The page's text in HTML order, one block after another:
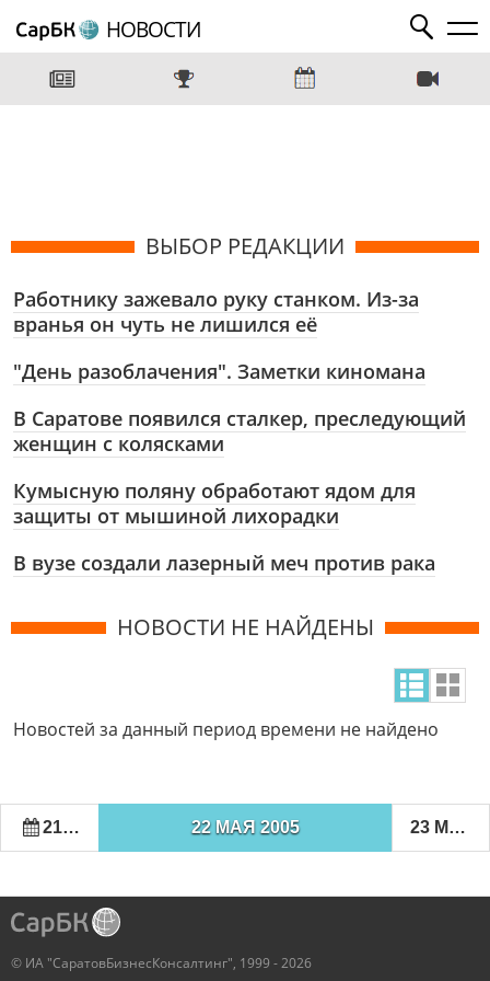
НОВОСТИ
ВЫБОР РЕДАКЦИИ
Работнику зажевало руку станком. Из-за
вранья он чуть не лишился её
"День разоблачения". Заметки киномана
В Саратове появился сталкер, преследующий
женщин с колясками
Кумысную поляну обработают ядом для
защиты от мышиной лихорадки
В вузе создали лазерный меч против рака
НОВОСТИ НЕ НАЙДЕНЫ
Новостей за данный период времени не найдено
21 МАЯ 2005 22 МАЯ 2005 23 МАЯ 2005
© ИА "СаратовБизнесКонсалтинг", 1999 - 2026